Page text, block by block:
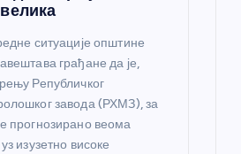
ситуације општине
грађане да је,
Републичког
завода (РХМЗ), за
прогнозирано веома
изузетно високе